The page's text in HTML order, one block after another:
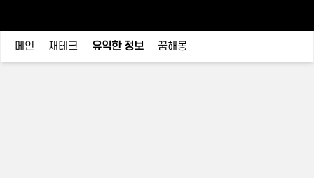
메인 재테크 유익한 정보 꿈해몽